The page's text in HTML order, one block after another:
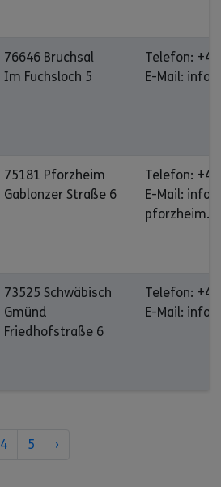
76646 Bruchsal
Im Fuchsloch 5
Telefon:
E-Mail:
75181 Pforzheim
Gablonzer Straße 6
Telefon:
E-Mail:
73525 Schwäbisch
Gmünd
Friedhofstraße 6
Telefon:
E-Mail:
4 5 ›